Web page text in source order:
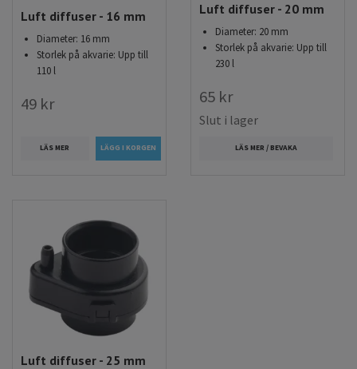
Luft diffuser - 16 mm
Diameter: 16 mm
Storlek på akvarie: Upp till
110 l
49 kr
LÄS MER
Luft diffuser - 20 mm
Diameter: 20 mm
Storlek på akvarie: Upp till
230 l
65 kr
Slut i lager
LÄS MER / BEVAKA
Luft diffuser - 25 mm